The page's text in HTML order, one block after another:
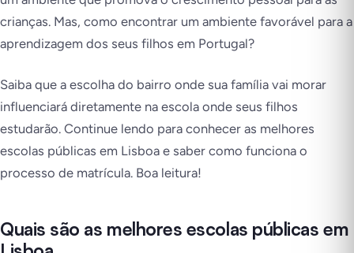
crianças. Mas, como encontrar um ambiente favorável para a
aprendizagem dos seus filhos em Portugal?
Saiba que a escolha do bairro onde sua família vai morar
influenciará diretamente na escola onde seus filhos
estudarão. Continue lendo para conhecer as melhores
escolas públicas em Lisboa e saber como funciona o
processo de matrícula. Boa leitura!
Quais são as melhores escolas públicas em